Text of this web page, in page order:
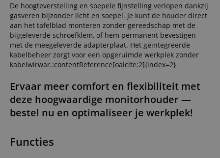
De hoogteverstelling en soepele fijnstelling verlopen dankzij
gasveren bijzonder licht en soepel. Je kunt de houder direct
aan het tafelblad monteren zonder gereedschap met de
bijgeleverde schroefklem, of hem permanent bevestigen
met de meegeleverde adapterplaat. Het geïntegreerde
kabelbeheer zorgt voor een opgeruimde werkplek zonder
kabelwirwar.:contentReference[oaicite:2]{index=2}
Ervaar meer comfort en flexibiliteit met
deze hoogwaardige monitorhouder —
bestel nu en optimaliseer je werkplek!
Functies